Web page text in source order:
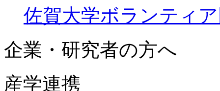
佐賀大学ボランティ
企業・研究者の方へ
産学連携